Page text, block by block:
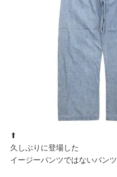
⬆︎
久しぶりに登場した
イージーパンツではないパンツ